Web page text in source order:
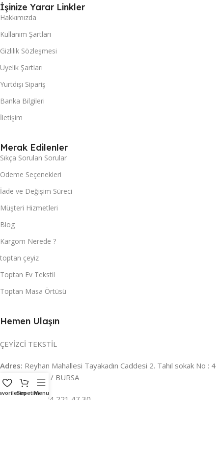
İşinize Yarar Linkler
Hakkımızda
Kullanım Şartları
Gizlilik Sözleşmesi
Üyelik Şartları
Yurtdışı Sipariş
Banka Bilgileri
İletişim
Merak Edilenler
Sıkça Sorulan Sorular
Ödeme Seçenekleri
İade ve Değişim Süreci
Müşteri Hizmetleri
Blog
Kargom Nerede ?
toptan çeyiz
Toptan Ev Tekstil
Toptan Masa Örtüsü
Hemen Ulaşın
ÇEYİZCİ TEKSTİL
Adres: Reyhan Mahallesi Tayakadın Caddesi 2. Tahıl sokak No : 4
/ a Osmangazi / BURSA
İLETİŞİM : 0224 221 47 30
SepetimMenu